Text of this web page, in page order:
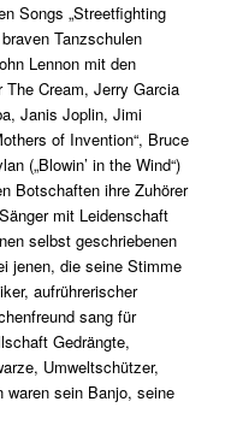
Songs „Streetfighting
Tanzschulen
Lennon mit den
The Cream, Jerry Garcia
Janis Joplin, Jimi
of Invention“, Bruce
(„Blowin’ in the Wind“)
Botschaften ihre Zuhörer
mit Leidenschaft
selbst geschriebenen
jenen, die seine Stimme
aufrührerischer
sang für
Gedrängte,
Umweltschützer,
waren sein Banjo, seine